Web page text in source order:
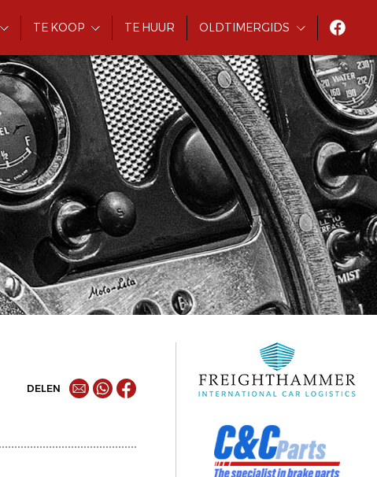
TE KOOP TE HUUR OLDTIMERGIDS
DELEN